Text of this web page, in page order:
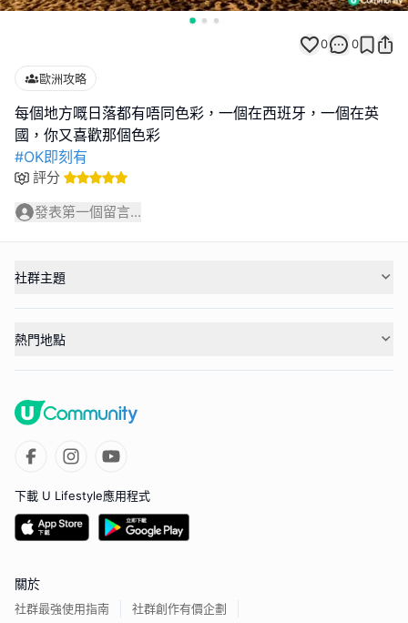
0 0
歐洲攻略
每個地方嘅日落都有唔同色彩，一個在西班牙，一個在英
#OK即刻有
評分
發表第一個留言...
社群主題
熱門地點
下載 U Lifestyle應用程式
關於
社群最強使用指南 社群創作有價企劃